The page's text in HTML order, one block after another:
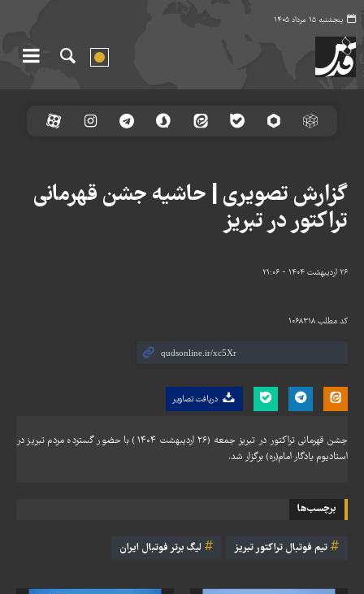
پنجشنبه ۱۵ مرداد ۱۴۰۵
۲۶ اردیبهشت ۱۴۰۴ - ۲۱:۰۶
کد مطلب ۱۰۶۸۳۱۸
دریافت تصاویر
گزارش تصویری | حاشیه جشن قهرمانی
تراکتور در تبریز
جشن قهرمانی تراکتور در تبریز جمعه (۲۶ اردیبهشت ۱۴۰۴) با حضور گسترده مردم تبریز در
استادیوم یادگار امام(ره) برگزار شد.
برچسب‌ها
تیم فوتبال تراکتور تبریز لیگ برتر فوتبال ایران